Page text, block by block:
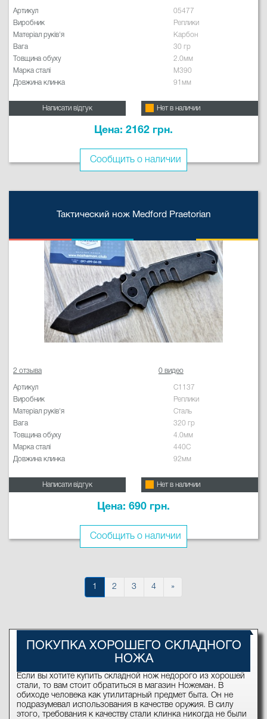
Артикул
05477
Виробник
Реплики
Матеріал руків'я
Карбон
Вага
30 гр
Товщина обуху
2.0мм
Марка сталі
M390
Довжина клинка
91мм
Написати відгук Нет в наличии
Цена: 2162 грн.
Сообщить о наличии
Тактический нож Medford Praetorian
2 отзыва 0 видео
Артикул
C1137
Виробник
Реплики
Матеріал руків'я
Сталь
Вага
320 гр
Товщина обуху
4.0мм
Марка сталі
440C
Довжина клинка
92мм
Написати відгук Нет в наличии
Цена: 690 грн.
Сообщить о наличии
1 2 3 4 »
ПОКУПКА ХОРОШЕГО СКЛАДНОГО
НОЖА
Если вы хотите купить складной нож недорого из хорошей
стали, то вам стоит обратиться в магазин Ножеман. В
обиходе человека как утилитарный предмет быта. Он не
подразумевал использования в качестве оружия. В силу
этого, требования к качеству стали клинка никогда не были